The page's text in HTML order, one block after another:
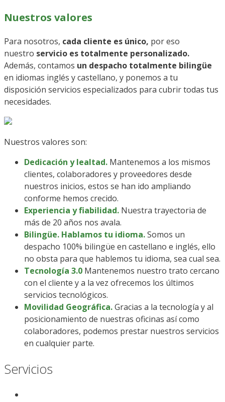
Nuestros valores
Para nosotros, cada cliente es único, por eso
nuestro servicio es totalmente personalizado.
Además, contamos un despacho totalmente bilingüe
en idiomas inglés y castellano, y ponemos a tu
disposición servicios especializados para cubrir todas tus
necesidades.
Nuestros valores son:
Dedicación y lealtad. Mantenemos a los mismos
clientes, colaboradores y proveedores desde
nuestros inicios, estos se han ido ampliando
conforme hemos crecido.
Experiencia y fiabilidad. Nuestra trayectoria de
más de 20 años nos avala.
Bilingüe. Hablamos tu idioma.Somos un
despacho 100% bilingüe en castellano e inglés, ello
no obsta para que hablemos tu idioma, sea cual sea.
Tecnología 3.0 Mantenemos nuestro trato cercano
con el cliente y a la vez ofrecemos los últimos
servicios tecnológicos.
Movilidad Geográfica.Gracias a la tecnología y al
posicionamiento de nuestras oficinas así como
colaboradores, podemos prestar nuestros servicios
en cualquier parte.
Servicios